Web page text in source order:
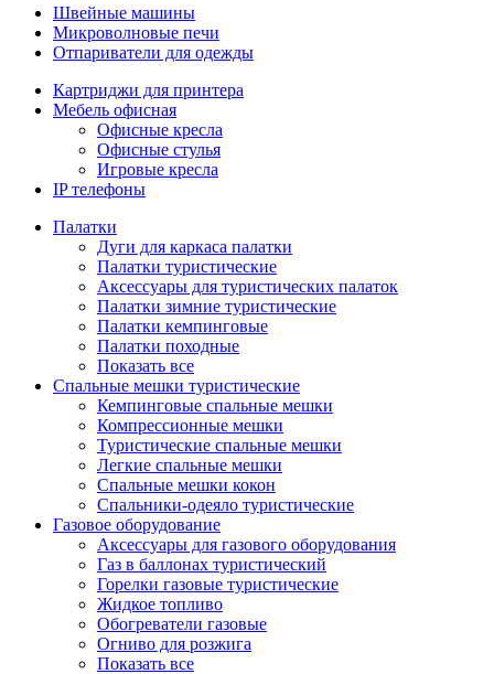
Швейные машины
Микроволновые печи
Отпариватели для одежды
Картриджи для принтера
Мебель офисная
Офисные кресла
Офисные стулья
Игровые кресла
IP телефоны
Палатки
Дуги для каркаса палатки
Палатки туристические
Аксессуары для туристических палаток
Палатки зимние туристические
Палатки кемпинговые
Палатки походные
Показать все
Спальные мешки туристические
Кемпинговые спальные мешки
Компрессионные мешки
Туристические спальные мешки
Легкие спальные мешки
Спальные мешки кокон
Спальники-одеяло туристические
Газовое оборудование
Аксессуары для газового оборудования
Газ в баллонах туристический
Горелки газовые туристические
Жидкое топливо
Обогреватели газовые
Огниво для розжига
Показать все